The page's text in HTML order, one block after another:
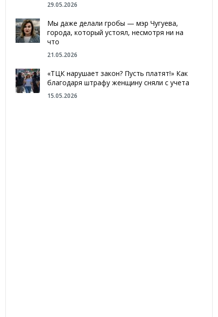
29.05.2026
Мы даже делали гробы — мэр Чугуева,
города, который устоял, несмотря ни на
что
21.05.2026
«ТЦК нарушает закон? Пусть платят!» Как
благодаря штрафу женщину сняли с учета
15.05.2026